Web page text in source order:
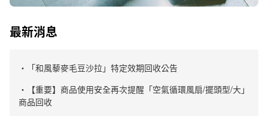
最新消息
・「和風藜麥毛豆沙拉」特定效期回收公告
・【重要】商品使用安全再次提醒「空氣循環風扇/擺頭型/大」
商品回收